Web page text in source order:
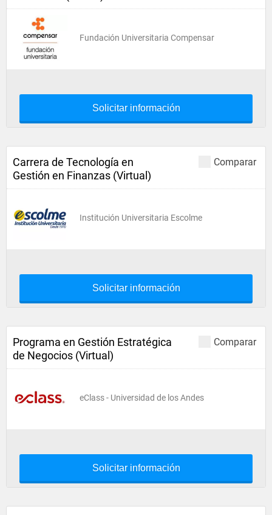
Fundación Universitaria Compensar
Solicitar información
Comparar
Carrera de Tecnología en
Gestión en Finanzas (Virtual)
Institución Universitaria Escolme
Solicitar información
Comparar
Programa en Gestión Estratégica
de Negocios (Virtual)
eClass - Universidad de los Andes
Solicitar información